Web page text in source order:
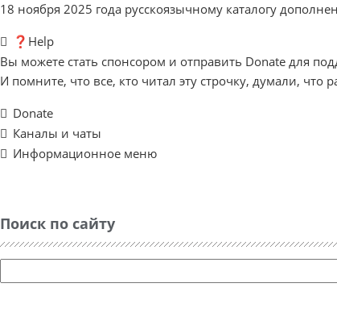
18 ноября 2025 года русскоязычному каталогу
❓Help
Вы можете стать спонсором и отправить Donate для
И помните, что все, кто читал эту строчку, думали, что
Donate
Каналы и чаты
Информационное меню
Поиск по сайту